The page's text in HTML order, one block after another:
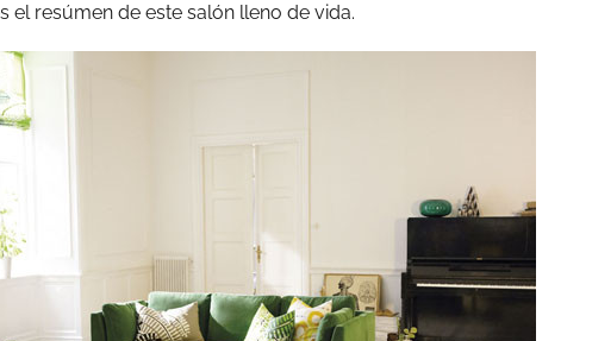
el resúmen de este salón lleno de vida.